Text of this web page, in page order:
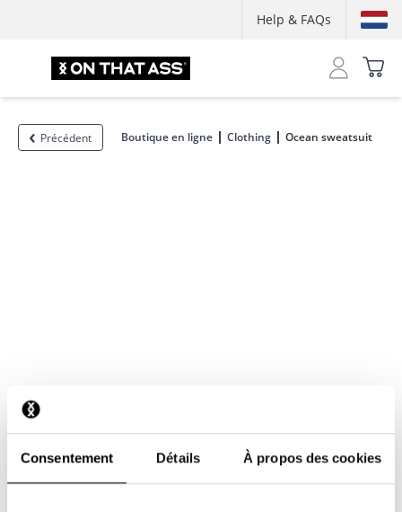
Consentement Détails À propos des cookies
Help & FAQs
Précédent Boutique en ligne Clothing Ocean sweatsuit